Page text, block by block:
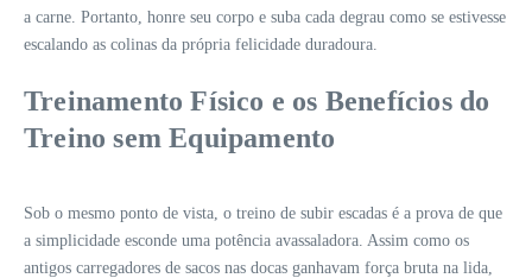
a carne. Portanto, honre seu corpo e suba cada degrau como se estivesse
escalando as colinas da própria felicidade duradoura.
Treinamento Físico e os Benefícios do
Treino sem Equipamento
Sob o mesmo ponto de vista, o treino de subir escadas é a prova de que
a simplicidade esconde uma potência avassaladora. Assim como os
antigos carregadores de sacos nas docas ganhavam força bruta na lida,